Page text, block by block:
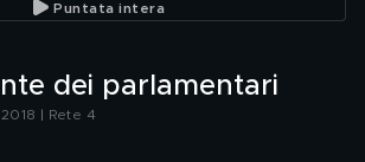
Puntata intera
dei parlamentari
| Rete 4